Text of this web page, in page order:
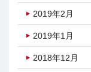
2019年2月
2019年1月
2018年12月